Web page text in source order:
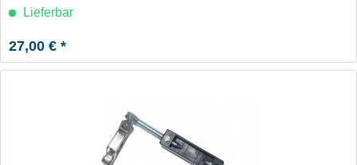
Lieferbar
27,00 € *